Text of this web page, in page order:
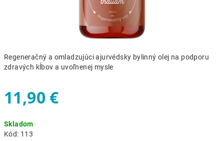
Regeneračný a omladzujúci ajurvédsky bylinný olej na podporu
zdravých kĺbov a uvoľnenej mysle
11,90 €
cena:
Skladom
Kód: 113